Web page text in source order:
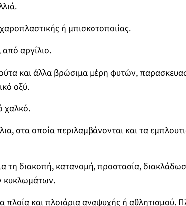
ή μπισκοτοποιίας.
από αργίλιο.
και άλλα βρώσιμα μέρη φυτών,
οξύ.
χαλκό.
στα οποία περιλαμβάνονται και τα
τη διακοπή, κατανομή, προστασία,
κυκλωμάτων.
πλοία και πλοιάρια αναψυχής ή αθλητισμού.